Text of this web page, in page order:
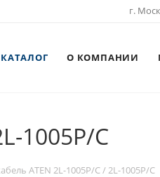
г.
КАТАЛОГ О КОМПАНИИ
1005P/C
ATEN 2L-1005P/C / 2L-1005P/C